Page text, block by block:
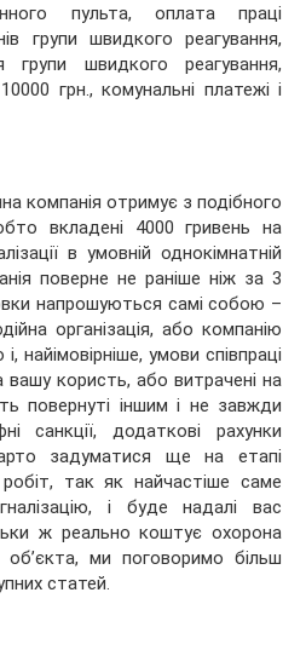
пульта, оплата праці
групи швидкого реагування,
групи швидкого реагування,
грн., комунальні платежі і
компанія отримує з подібного
вкладені 4000 гривень на
в умовній однокімнатній
поверне не раніше ніж за 3
напрошуються самі собою –
організація, або компанію
найімовірніше, умови співпраці
вашу користь, або витрачені на
повернуті іншим і не завжди
санкції, додаткові рахунки
задуматися ще на етапі
так як найчастіше саме
і буде надалі вас
ж реально коштує охорона
об’єкта, ми поговоримо більш
статей.